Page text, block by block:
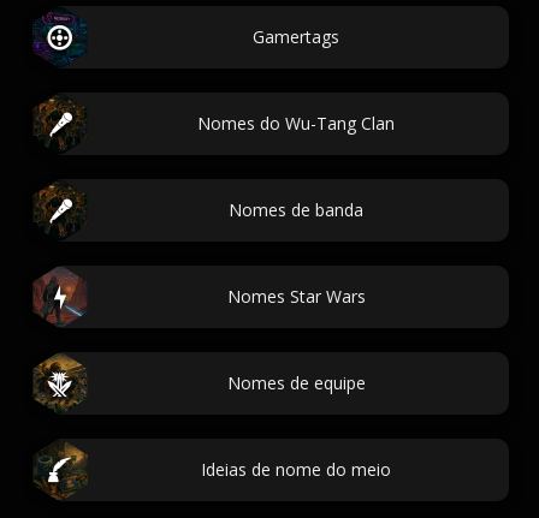
Gamertags
Nomes do Wu-Tang Clan
Nomes de banda
Nomes Star Wars
Nomes de equipe
Ideias de nome do meio